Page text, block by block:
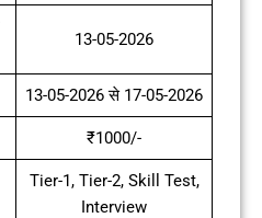
13-05-2026
13-05-2026 से 17-05-2026
₹1000/-
Tier-1, Tier-2, Skill Test,
Interview